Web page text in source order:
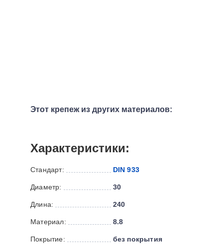
Этот крепеж из других материалов:
Характеристики:
Стандарт: DIN 933
Диаметр: 30
Длина: 240
Материал: 8.8
Покрытие: без покрытия